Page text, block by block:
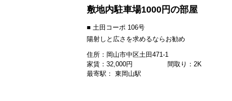
敷地内駐車場1000円の部屋
■ 土田コーポ 106号
陽射しと広さを求めるならお勧め
住所：岡山市中区土田471-1
家賃： 32,000円
間取り：2K
最寄駅： 東岡山駅